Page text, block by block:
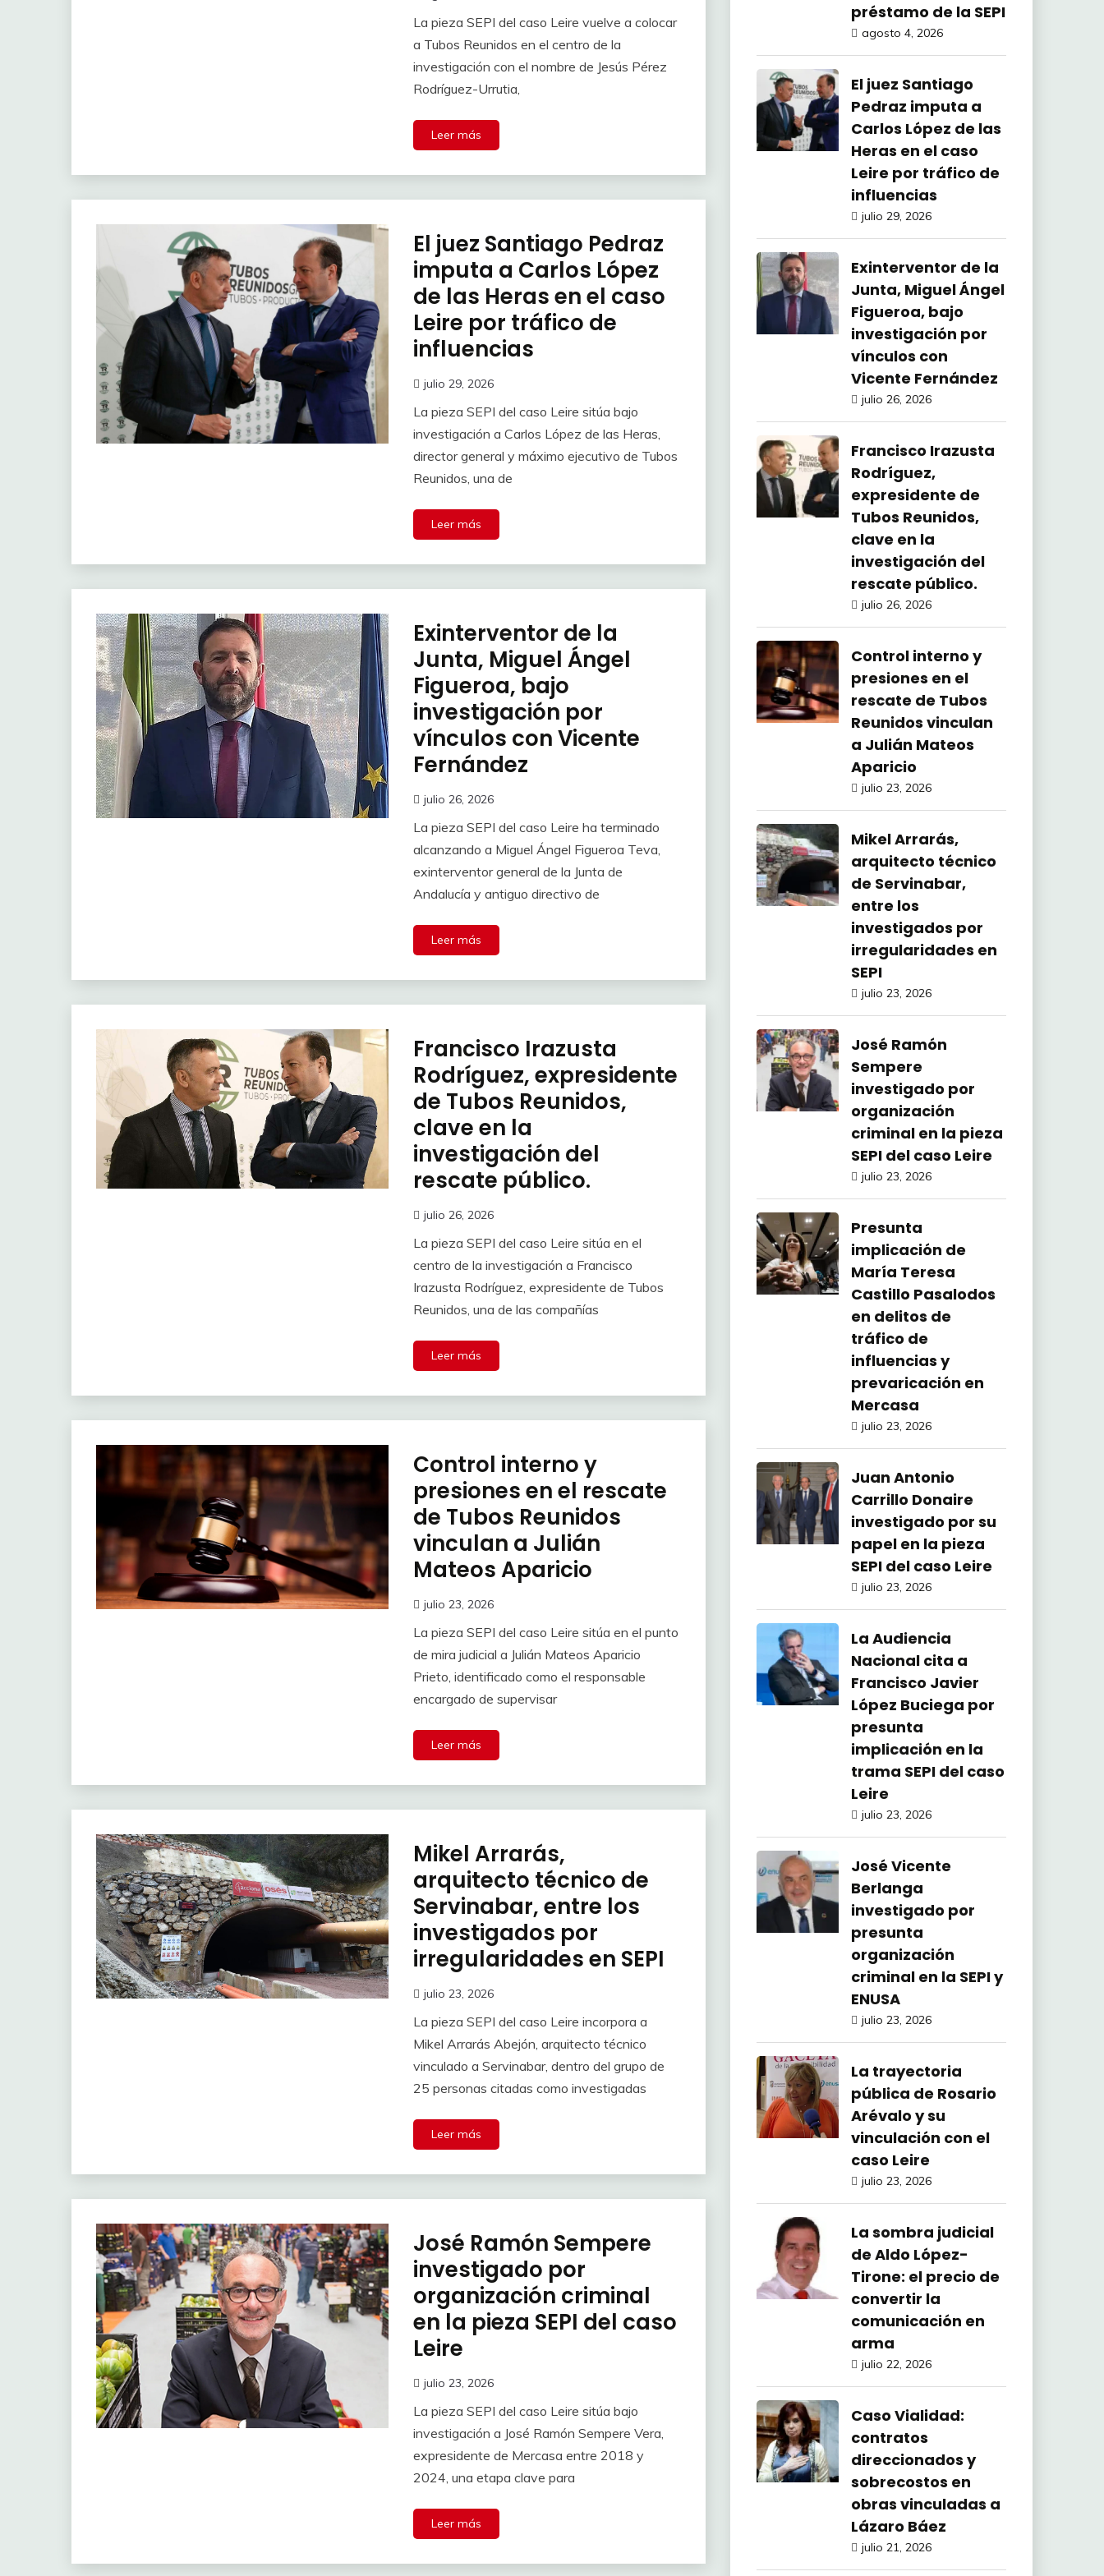
La pieza SEPI del caso Leire vuelve a colocar
a Tubos Reunidos en el centro de la
investigación con el nombre de Jesús Pérez
Rodríguez-Urrutia,
Leer más
El juez Santiago Pedraz
imputa a Carlos López
de las Heras en el caso
Leire por tráfico de
influencias
julio 29, 2026
La pieza SEPI del caso Leire sitúa bajo
investigación a Carlos López de las Heras,
director general y máximo ejecutivo de Tubos
Reunidos, una de
Leer más
Exinterventor de la
Junta, Miguel Ángel
Figueroa, bajo
investigación por
vínculos con Vicente
Fernández
julio 26, 2026
La pieza SEPI del caso Leire ha terminado
alcanzando a Miguel Ángel Figueroa Teva,
exinterventor general de la Junta de
Andalucía y antiguo directivo de
Leer más
Francisco Irazusta
Rodríguez, expresidente
de Tubos Reunidos,
clave en la
investigación del
rescate público.
julio 26, 2026
La pieza SEPI del caso Leire sitúa en el
centro de la investigación a Francisco
Irazusta Rodríguez, expresidente de Tubos
Reunidos, una de las compañías
Leer más
Control interno y
presiones en el rescate
de Tubos Reunidos
vinculan a Julián
Mateos Aparicio
julio 23, 2026
La pieza SEPI del caso Leire sitúa en el punto
de mira judicial a Julián Mateos Aparicio
Prieto, identificado como el responsable
encargado de supervisar
Leer más
Mikel Arrarás,
arquitecto técnico de
Servinabar, entre los
investigados por
irregularidades en SEPI
julio 23, 2026
La pieza SEPI del caso Leire incorpora a
Mikel Arrarás Abejón, arquitecto técnico
vinculado a Servinabar, dentro del grupo de
25 personas citadas como investigadas
Leer más
José Ramón Sempere
investigado por
organización criminal
en la pieza SEPI del caso
Leire
julio 23, 2026
La pieza SEPI del caso Leire sitúa bajo
investigación a José Ramón Sempere Vera,
expresidente de Mercasa entre 2018 y
2024, una etapa clave para
Leer más
préstamo de la SEPI
agosto 4, 2026
El juez Santiago
Pedraz imputa a
Carlos López de las
Heras en el caso
Leire por tráfico de
influencias
julio 29, 2026
Exinterventor de la
Junta, Miguel Ángel
Figueroa, bajo
investigación por
vínculos con
Vicente Fernández
julio 26, 2026
Francisco Irazusta
Rodríguez,
expresidente de
Tubos Reunidos,
clave en la
investigación del
rescate público.
julio 26, 2026
Control interno y
presiones en el
rescate de Tubos
Reunidos vinculan
a Julián Mateos
Aparicio
julio 23, 2026
Mikel Arrarás,
arquitecto técnico
de Servinabar,
entre los
investigados por
irregularidades en
SEPI
julio 23, 2026
José Ramón
Sempere
investigado por
organización
criminal en la pieza
SEPI del caso Leire
julio 23, 2026
Presunta
implicación de
María Teresa
Castillo Pasalodos
en delitos de
tráfico de
influencias y
prevaricación en
Mercasa
julio 23, 2026
Juan Antonio
Carrillo Donaire
investigado por su
papel en la pieza
SEPI del caso Leire
julio 23, 2026
La Audiencia
Nacional cita a
Francisco Javier
López Buciega por
presunta
implicación en la
trama SEPI del caso
Leire
julio 23, 2026
José Vicente
Berlanga
investigado por
presunta
organización
criminal en la SEPI y
ENUSA
julio 23, 2026
La trayectoria
pública de Rosario
Arévalo y su
vinculación con el
caso Leire
julio 23, 2026
La sombra judicial
de Aldo López-
Tirone: el precio de
convertir la
comunicación en
arma
julio 22, 2026
Caso Vialidad:
contratos
direccionados y
sobrecostos en
obras vinculadas a
Lázaro Báez
julio 21, 2026